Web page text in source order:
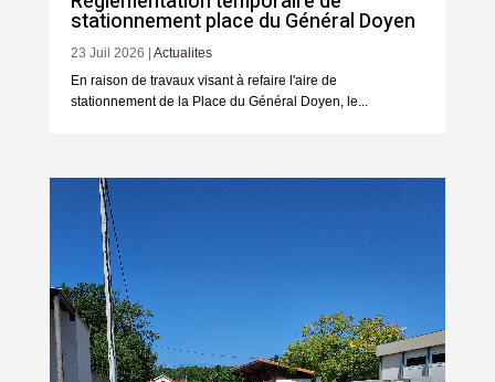
stationnement place du Général Doyen
23 Juil 2026
Actualites
En raison de travaux visant à refaire l'aire de
stationnement de la Place du Général Doyen, le...